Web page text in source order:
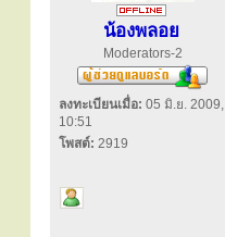
น้องพลอย
Moderators-2
ลงทะเบียนเมื่อ: 05 มิ.ย. 2009,
10:51
โพสต์: 2919